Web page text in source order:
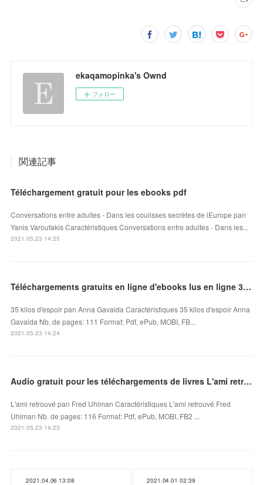
ekaqamopinka's Ownd
フォロー
関連記事
Téléchargement gratuit pour les ebooks pdf
Conversations entre adultes - Dans les coulisses secrètes de lEurope pan
Yanis Varoufakis Caractéristiques Conversations entre adultes - Dans les...
2021.05.23 14:25
Téléchargements gratuits en ligne d'ebooks lus en ligne 35 kilos d'espoir FB2 PDB MOBI
35 kilos d'espoir pan Anna Gavalda Caractéristiques 35 kilos d'espoir Anna
Gavalda Nb. de pages: 111 Format: Pdf, ePub, MOBI, FB...
2021.05.23 14:24
Audio gratuit pour les téléchargements de livres L'ami retrouvé iBook par Fred Uhlman
L'ami retrouvé pan Fred Uhlman Caractéristiques L'ami retrouvé Fred
Uhlman Nb. de pages: 116 Format: Pdf, ePub, MOBI, FB2 ...
2021.05.23 14:23
2021.04.06 13:08 2021.04.01 02:39